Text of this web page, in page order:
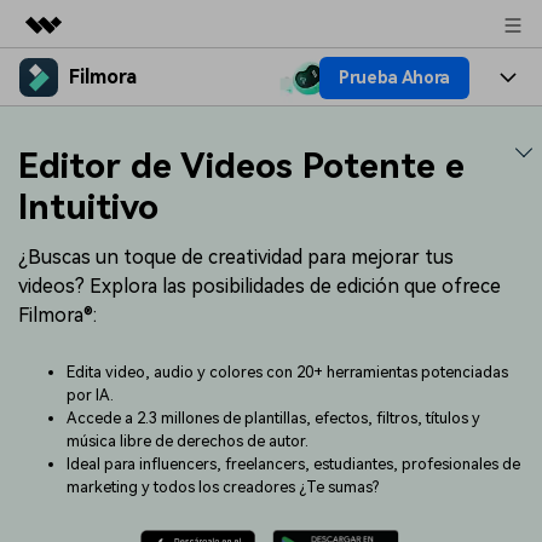
Productos destacados
Utilidades
Soluciones
Quiénes somos
Sala de prensa
Tienda
Soporte
Filmora Prueba Ahora
Plataformas
Recursos creativos
IA
Video e imagen
Audio
Soluciones
Filmora para
Creación
Recursos
Ideas para editar
Adquiere conocimientos
fundamentales de edición de
video
Efectos especiales DIY
Descubre cómo crear un
efecto especial
Ayuda
Contáctanos Empresas
sencilla para empresas
Precios Iniciar sesión
Editor de Videos Potente e
Intuitivo
¿Buscas un toque de creatividad para mejorar tus
videos? Explora las posibilidades de edición que ofrece
Filmora®:
Edita video, audio y colores con 20+ herramientas potenciadas
por IA.
Accede a 2.3 millones de plantillas, efectos, filtros, títulos y
música libre de derechos de autor.
Ideal para influencers, freelancers, estudiantes, profesionales de
marketing y todos los creadores ¿Te sumas?